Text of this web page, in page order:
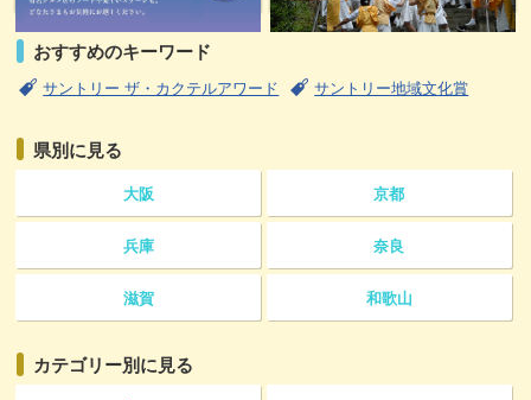
おすすめのキーワード
サントリー ザ・カクテルアワード サントリー地域文化賞
県別に見る
大阪 京都
兵庫 奈良
滋賀 和歌山
カテゴリー別に見る